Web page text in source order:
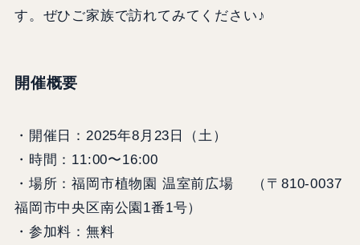
す。ぜひご家族で訪れてみてください♪
開催概要
・開催日：2025年8月23日（土）
・時間：11:00〜16:00
・場所：福岡市植物園 温室前広場 （〒810-0037
福岡市中央区南公園1番1号）
・参加料：無料